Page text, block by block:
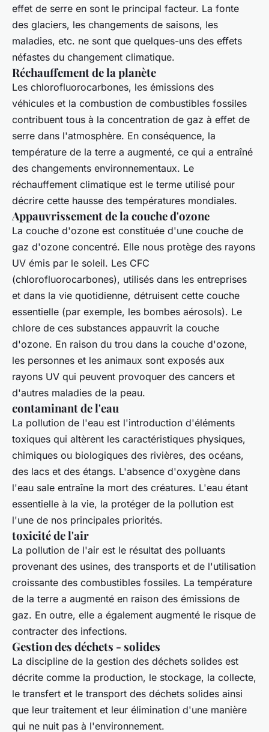
effet de serre en sont le principal facteur. La fonte
des glaciers, les changements de saisons, les
maladies, etc. ne sont que quelques-uns des effets
néfastes du changement climatique.
Réchauffement de la planète
Les chlorofluorocarbones, les émissions des
véhicules et la combustion de combustibles fossiles
contribuent tous à la concentration de gaz à effet de
serre dans l'atmosphère. En conséquence, la
température de la terre a augmenté, ce qui a entraîné
des changements environnementaux. Le
réchauffement climatique est le terme utilisé pour
décrire cette hausse des températures mondiales.
Appauvrissement de la couche d'ozone
La couche d'ozone est constituée d'une couche de
gaz d'ozone concentré. Elle nous protège des rayons
UV émis par le soleil. Les CFC
(chlorofluorocarbones), utilisés dans les entreprises
et dans la vie quotidienne, détruisent cette couche
essentielle (par exemple, les bombes aérosols). Le
chlore de ces substances appauvrit la couche
d'ozone. En raison du trou dans la couche d'ozone,
les personnes et les animaux sont exposés aux
rayons UV qui peuvent provoquer des cancers et
d'autres maladies de la peau.
contaminant de l'eau
La pollution de l'eau est l'introduction d'éléments
toxiques qui altèrent les caractéristiques physiques,
chimiques ou biologiques des rivières, des océans,
des lacs et des étangs. L'absence d'oxygène dans
l'eau sale entraîne la mort des créatures. L'eau étant
essentielle à la vie, la protéger de la pollution est
l'une de nos principales priorités.
toxicité de l'air
La pollution de l'air est le résultat des polluants
provenant des usines, des transports et de l'utilisation
croissante des combustibles fossiles. La température
de la terre a augmenté en raison des émissions de
gaz. En outre, elle a également augmenté le risque de
contracter des infections.
Gestion des déchets - solides
La discipline de la gestion des déchets solides est
décrite comme la production, le stockage, la collecte,
le transfert et le transport des déchets solides ainsi
que leur traitement et leur élimination d'une manière
qui ne nuit pas à l'environnement.